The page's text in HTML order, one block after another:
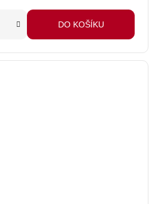
DO KOŠÍKU